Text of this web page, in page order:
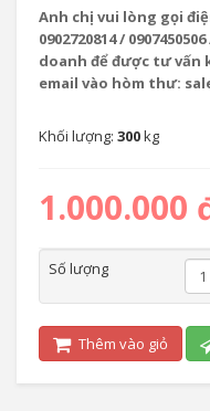
Anh chị vui lòng gọi
0902720814 /
doanh để được tư vấn
email vào hòm thư:
Khối lượng: 300kg
1.000.000
Số lượng
Thêm vào giỏ